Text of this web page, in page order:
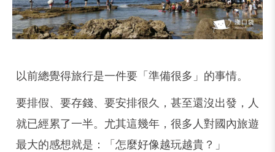
以前總覺得旅行是一件要「準備很多」的事情。
要排假、要存錢、要安排很久，甚至還沒出發，人
就已經累了一半。尤其這幾年，很多人對國內旅遊
最大的感想就是：「怎麼好像越玩越貴？」